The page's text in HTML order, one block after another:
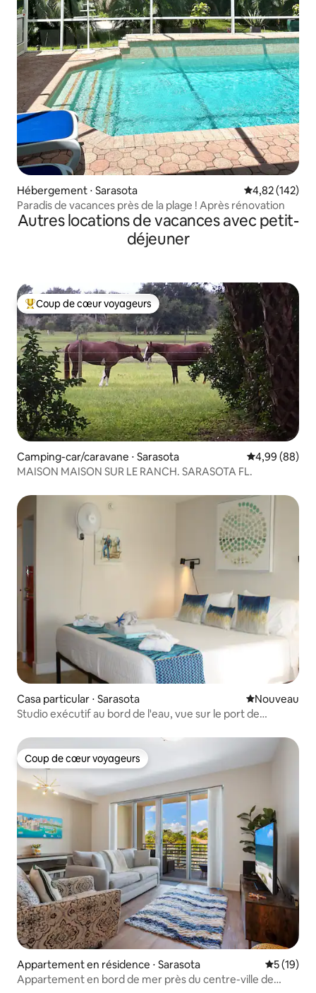
Hébergement ⋅ Sarasota Évaluation
4,82 (142)
Paradis de vacances près de la plage ! Après rénovation
Autres locations de vacances avec petit-
déjeuner
Coups de cœur voyageurs les plus appréciés
Coup de cœur voyageurs
Camping-car/caravane ⋅ Sarasota Évaluation
4,99 (88)
MAISON MAISON SUR LE RANCH. SARASOTA FL.
Casa particular ⋅ Sarasota Nouvel
Nouveau
Studio exécutif au bord de l'eau, vue sur le port de
Coup de cœur voyageurs
Coup de cœur voyageurs
Appartement en résidence ⋅ Sarasota
5 (19)
Appartement en bord de mer près du centre-ville de